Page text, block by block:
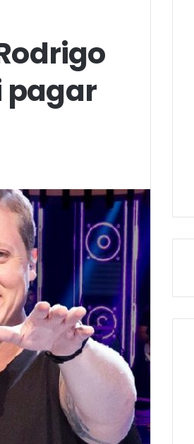
pagar